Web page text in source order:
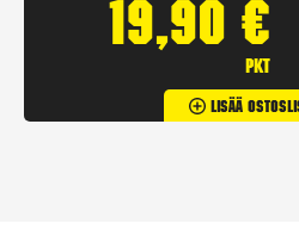
19,90 €
pkt
Lisää